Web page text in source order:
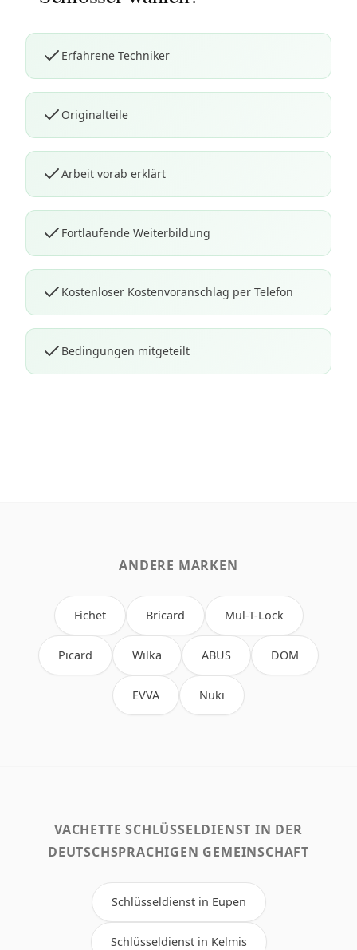
Erfahrene Techniker
Originalteile
Arbeit vorab erklärt
Fortlaufende Weiterbildung
Kostenloser Kostenvoranschlag per Telefon
Bedingungen mitgeteilt
ANDERE MARKEN
Fichet Bricard Mul-T-Lock
Picard Wilka ABUS DOM
EVVA Nuki
VACHETTE SCHLÜSSELDIENST IN DER
DEUTSCHSPRACHIGEN GEMEINSCHAFT
Schlüsseldienst in Eupen
Schlüsseldienst in Kelmis